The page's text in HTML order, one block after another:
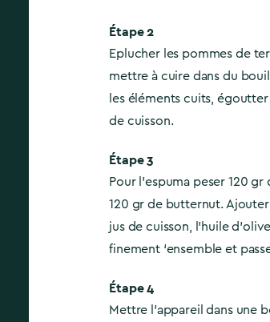
Étape 2
Eplucher les pommes de
mettre à cuire dans du
les éléments cuits,
de cuisson.
Étape 3
Pour l’espuma peser 120
120 gr de butternut.
jus de cuisson, l’huile
finement ‘ensemble et
Étape 4
Mettre l’appareil dans une